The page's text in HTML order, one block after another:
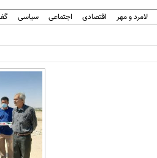
لامرد و مهر اقتصادی اجتماعی سیاسی